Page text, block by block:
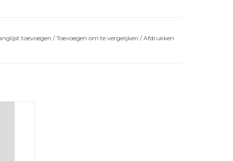
toevoegen /Toevoegen om te vergelijken /Afdrukken